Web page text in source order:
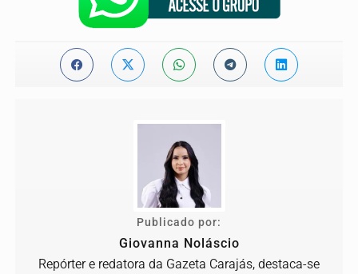
Publicado por:
Giovanna Noláscio
Repórter e redatora da Gazeta Carajás, destaca-se